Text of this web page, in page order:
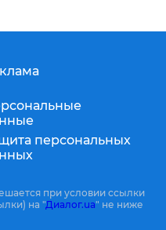
персональных
при условии ссылки
на "Диалог.ua" не ниже